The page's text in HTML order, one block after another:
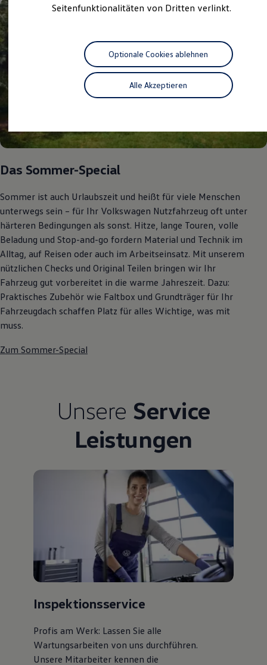
Klimafreundlicher Strom
Ladezeitensimulator
Ladelösungen für Privatkunden
Ladelösungen für Gewerbekunden
Wallbox und Ladekabel
Bidirektionales Laden
Förderung & Kosten der Elektrofahrzeuge
Kostensimulator
Autonomes Fahren
Mehr zum ID. Buzz
Online Beratung
California Welt
California Magazin & Ratgeber
Vanlife
Ratgeber
Routen & Reisen
California Reisen & Erlebnisse
California App
California Lifestyle & Zubehör
Übernachten im California
Marke
Unternehmen
Karriere
Karriere im Unternehmen
Kunden
Gesellschaft
Bulli Magazin
Fahrzeugabholung ab Werk
Das Sommer-Special
Sommer ist auch Urlaubszeit und heißt für viele Menschen
unterwegs sein – für Ihr Volkswagen Nutzfahrzeug oft unter
härteren Bedingungen als sonst. Hitze, lange Touren, volle
Beladung und Stop-and-go fordern Material und Technik im
Alltag, auf Reisen oder auch im Arbeitseinsatz. Mit unserem
nützlichen Checks und Original Teilen bringen wir Ihr
Fahrzeug gut vorbereitet in die warme Jahreszeit. Dazu:
Praktisches Zubehör wie Faltbox und Grundträger für Ihr
Fahrzeugdach schaffen Platz für alles Wichtige, was mit
muss.
Zum Sommer-Special
Unsere Service
Leistungen
Inspektionsservice
Profis am Werk: Lassen Sie alle
Wartungsarbeiten von uns durchführen.
Unsere Mitarbeiter kennen die
Seitenfunktionalitäten von Dritten verlinkt.
Alle Akzeptieren
Optionale Cookies ablehnen